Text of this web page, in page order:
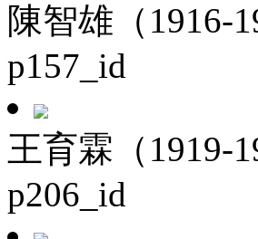
陳智雄（1916-
p157_id
王育霖（1919-
p206_id